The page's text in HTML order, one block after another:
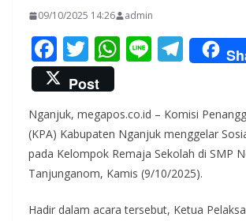
09/10/2025 14:26 admin
F
ac
e
b
o
o
k
T
w
itt
er
W
s
A
p
p
Li T
el
gr
a
m
Post
Nganjuk, megapos.co.id – Komisi
(KPA) Kabupaten Nganjuk menggelar
pada Kelompok Remaja Sekolah di SMP
Tanjunganom, Kamis (9/10/2025).
Hadir dalam acara tersebut, Ketua